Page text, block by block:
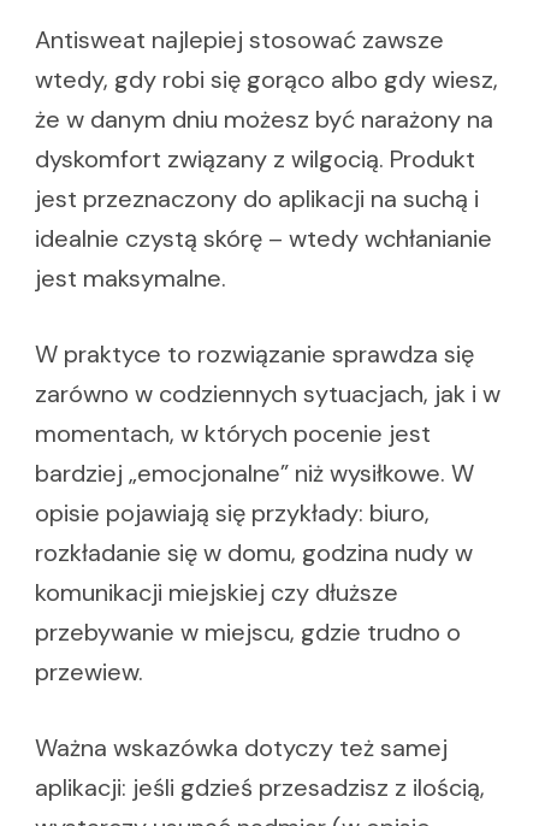
Antisweat najlepiej stosować zawsze
wtedy, gdy robi się gorąco albo gdy wiesz,
że w danym dniu możesz być narażony na
dyskomfort związany z wilgocią. Produkt
jest przeznaczony do aplikacji na suchą i
idealnie czystą skórę – wtedy wchłanianie
jest maksymalne.
W praktyce to rozwiązanie sprawdza się
zarówno w codziennych sytuacjach, jak i w
momentach, w których pocenie jest
bardziej „emocjonalne” niż wysiłkowe. W
opisie pojawiają się przykłady: biuro,
rozkładanie się w domu, godzina nudy w
komunikacji miejskiej czy dłuższe
przebywanie w miejscu, gdzie trudno o
przewiew.
Ważna wskazówka dotyczy też samej
aplikacji: jeśli gdzieś przesadzisz z ilością,